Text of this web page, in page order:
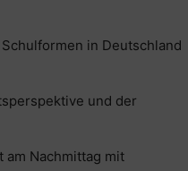
in Deutschland
und der
am Nachmittag mit